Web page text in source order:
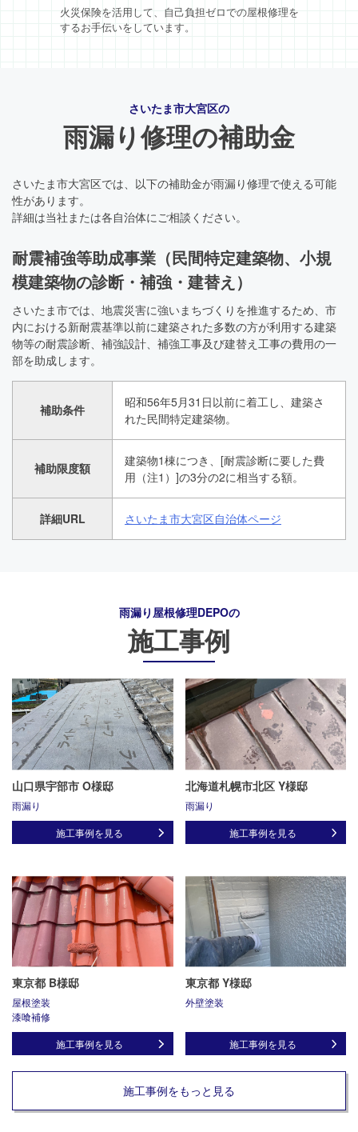
火災保険を活用して、自己負担ゼロでの屋根修理を
するお手伝いをしています。
さいたま市大宮区の
雨漏り修理の補助金
さいたま市大宮区では、以下の補助金が雨漏り修理で使える可能
性があります。
詳細は当社または各自治体にご相談ください。
耐震補強等助成事業（民間特定建築物、小規
模建築物の診断・補強・建替え）
さいたま市では、地震災害に強いまちづくりを推進するため、市
内における新耐震基準以前に建築された多数の方が利用する建築
物等の耐震診断、補強設計、補強工事及び建替え工事の費用の一
部を助成します。
補助条件
昭和56年5月31日以前に着工し、建築さ
れた民間特定建築物。
補助限度額
建築物1棟につき、[耐震診断に要した費
用（注1）]の3分の2に相当する額。
詳細URL さいたま市大宮区自治体ページ
雨漏り屋根修理DEPOの
施工事例
山口県宇部市 O様邸
雨漏り
施工事例を見る
北海道札幌市北区 Y様邸
雨漏り
施工事例を見る
東京都 B様邸
屋根塗装
漆喰補修
施工事例を見る
東京都 Y様邸
外壁塗装
施工事例を見る
施工事例をもっと見る